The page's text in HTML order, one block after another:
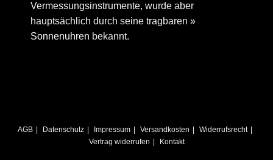
Vermessungsinstrumente, wurde aber
hauptsächlich durch seine tragbaren »
Sonnenuhren bekannt.
AGB Datenschutz Impressum Versandkosten
Widerrufsrecht
Vertrag widerrufen
Kontakt